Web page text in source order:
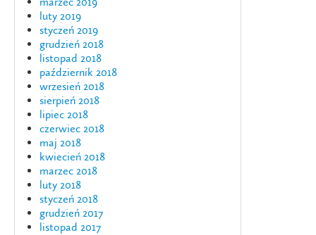
luty 2019
styczeń 2019
grudzień 2018
listopad 2018
październik 2018
wrzesień 2018
sierpień 2018
lipiec 2018
czerwiec 2018
maj 2018
kwiecień 2018
marzec 2018
luty 2018
styczeń 2018
grudzień 2017
listopad 2017